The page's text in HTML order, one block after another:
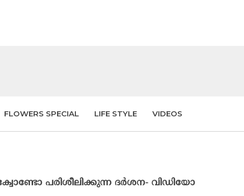
FLOWERS SPECIAL LIFE STYLE VIDEOS
പരിശീലിക്കുന്ന ദർശന- വിഡിയോ